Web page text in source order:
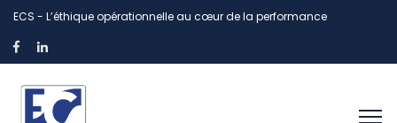
ECS - L’éthique opérationnelle au cœur de la performance